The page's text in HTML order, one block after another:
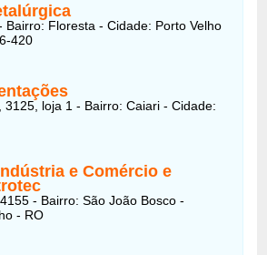
Bairro: Floresta - Cidade: Porto Velho
420
3125, loja 1 - Bairro: Caiari - Cidade:
e Comércio e
- Bairro: São João Bosco -
- RO